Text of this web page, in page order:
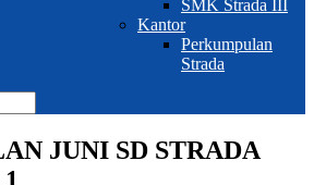
SMK Strada III
Kantor
Perkumpulan
Strada
JUNI SD STRADA